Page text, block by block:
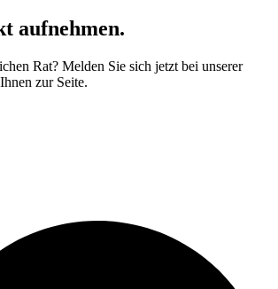
aufnehmen.
Rat? Melden Sie sich jetzt bei unserer
zur Seite.